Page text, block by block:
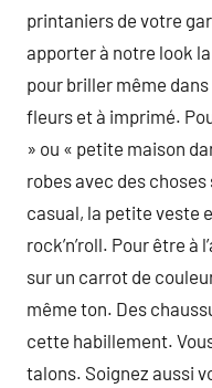
printaniers de votre
apporter à notre look
pour briller même
fleurs et à imprimé.
» ou « petite maison
robes avec des
casual, la petite veste
rock’n’roll. Pour être à
sur un carrot de
même ton. Des
cette habillement.
talons. Soignez aussi